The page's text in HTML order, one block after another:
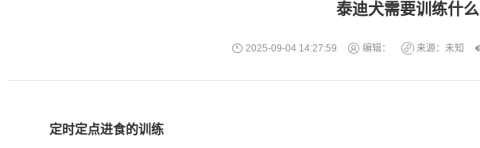
泰迪犬需要训练什么
2025-09-04 14:27:59 编辑： 来源：未知
定时定点进食的训练